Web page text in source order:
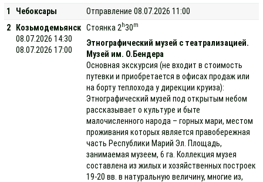
1
Чебоксары
Отправление 08.07.2026 11:00
2
Козьмодемьянск
08.07.2026 14:30
08.07.2026 17:00
Стоянка 2 h30m
Этнографический музей с театрализацией.
Музей им. О.Бендера
Основная экскурсия (не входит в стоимость
путевки и приобретается в офисах продаж или
на борту теплохода у дирекции круиза):
Этнографический музей под открытым небом
рассказывает о культуре и быте
малочисленного народа – горных мари, местом
проживания которых является правобережная
часть Республики Марий Эл. Площадь,
занимаемая музеем, 6 га. Коллекция музея
составлена из жилых и хозяйственных построек
19-20 вв. в натуральную величину, многие из,